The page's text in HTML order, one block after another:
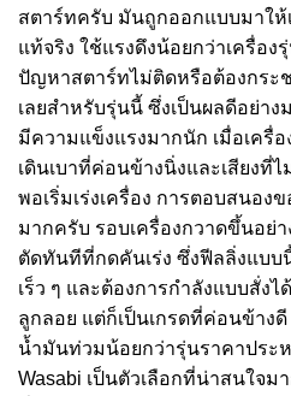
สตาร์ทครับ มันถูกออกแบบมาให้เ
แท้จริง ใช้แรงดึงน้อยกว่าเครื่อง
ปัญหาสตาร์ทไม่ติดหรือต้องกระ
เลยสำหรับรุ่นนี้ ซึ่งเป็นผลดีอย่า
มีความแข็งแรงมากนัก เมื่อเครื่
เดินเบาที่ค่อนข้างนิ่งและเสียงที่
พอเริ่มเร่งเครื่อง การตอบสนอง
มากครับ รอบเครื่องกวาดขึ้นอย่
ตัดทันทีที่กดคันเร่ง ซึ่งฟีลลิ่งแบ
เร็ว ๆ และต้องการกำลังแบบสั่งไ
ลูกลอย แต่ก็เป็นเกรดที่ค่อนข้าง
น้ำมันท่วมน้อยกว่ารุ่นราคาประ
Wasabi เป็นตัวเลือกที่น่าสนใจม